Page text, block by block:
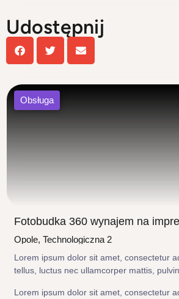
Udostępnij
Obsługa
Fotobudka 360 wynajem na
Opole, Technologiczna 2
Lorem ipsum dolor sit amet, consectetur
tellus, luctus nec ullamcorper mattis,
Lorem ipsum dolor sit amet, consectetur